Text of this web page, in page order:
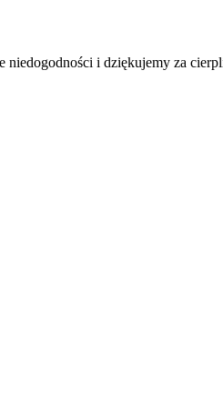
niedogodności i dziękujemy za